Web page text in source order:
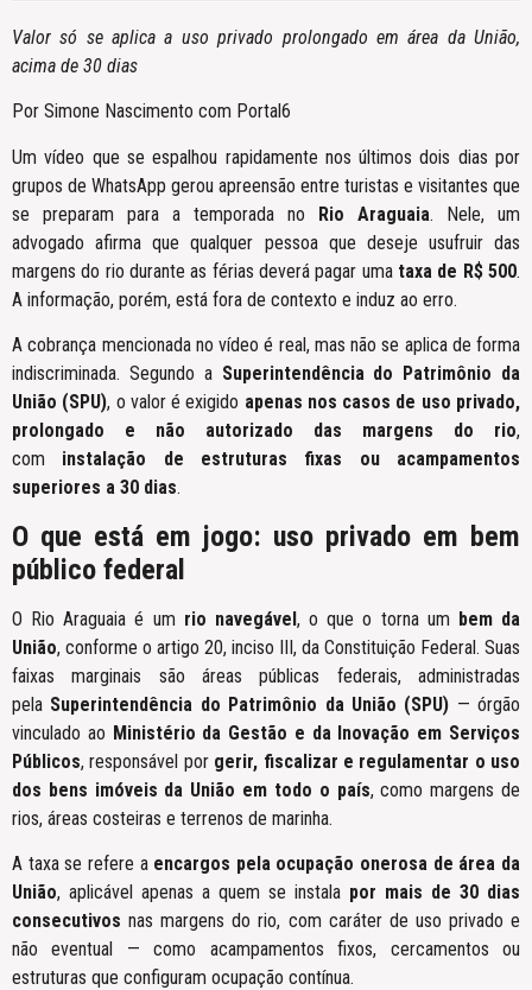
Valor só se aplica a uso privado prolongado em área da União,
acima de 30 dias
Por Simone Nascimento com Portal6
Um vídeo que se espalhou rapidamente nos últimos dois dias por
grupos de WhatsApp gerou apreensão entre turistas e visitantes que
se preparam para a temporada no Rio Araguaia. Nele, um
advogado afirma que qualquer pessoa que deseje usufruir das
margens do rio durante as férias deverá pagar uma taxa de R$ 500.
A informação, porém, está fora de contexto e induz ao erro.
A cobrança mencionada no vídeo é real, mas não se aplica de forma
indiscriminada. Segundo a Superintendência do Patrimônio da
União (SPU), o valor é exigido apenas nos casos de uso privado,
prolongado e não autorizado das margens do rio,
com instalação de estruturas fixas ou acampamentos
superiores a 30 dias.
O que está em jogo: uso privado em bem
público federal
O Rio Araguaia é um rio navegável, o que o torna um bem da
União, conforme o artigo 20, inciso III, da Constituição Federal. Suas
faixas marginais são áreas públicas federais, administradas
pela Superintendência do Patrimônio da União (SPU) — órgão
vinculado ao Ministério da Gestão e da Inovação em Serviços
Públicos, responsável por gerir, fiscalizar e regulamentar o uso
dos bens imóveis da União em todo o país, como margens de
rios, áreas costeiras e terrenos de marinha.
A taxa se refere a encargos pela ocupação onerosa de área da
União, aplicável apenas a quem se instala por mais de 30 dias
consecutivos nas margens do rio, com caráter de uso privado e
não eventual — como acampamentos fixos, cercamentos ou
estruturas que configuram ocupação contínua.